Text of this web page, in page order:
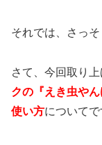
それでは、さっそ
さて、今回取り
クの『えき虫や
使い方についてで